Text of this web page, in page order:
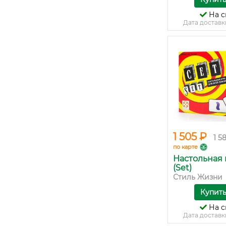
На
Дата
1 505 ₽ 1
по карте
Настольная
(Set)
Стиль Жизни
Купить
На
Дата